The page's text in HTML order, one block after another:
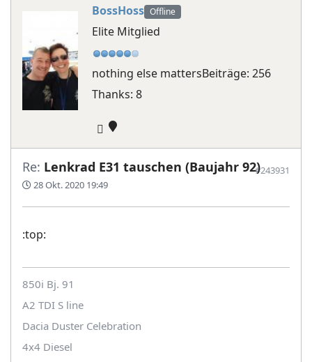
BossHoss Offline
Elite Mitglied
nothing else mattersBeiträge: 256
Thanks: 8
Re: Lenkrad E31 tauschen (Baujahr 92)
28 Okt. 2020 19:49
#243931
:top:
850i Bj. 91
A2 TDI S line
Dacia Duster Celebration
4x4 Diesel